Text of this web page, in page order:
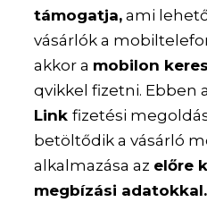
támogatja, ami
vásárlók a
akkor a mobilon
qvikkel fizetni. Ebben
Linkfizetési
betöltődik a vásárló
alkalmazása az előre
megbízási adatokkal.